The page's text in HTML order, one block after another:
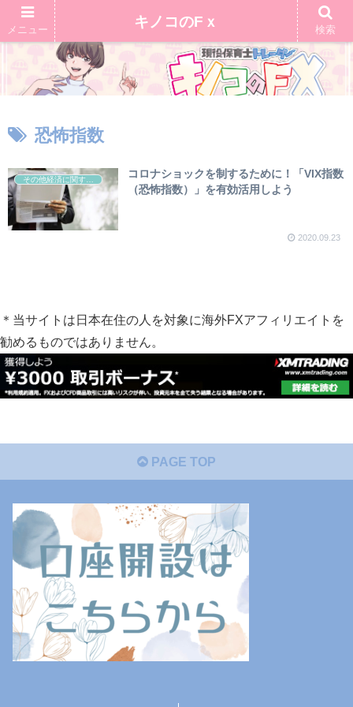
恐怖指数
コロナショックを制するために！「VIX指数
（恐怖指数）」を有効活用しよう
2020.09.23
＊当サイトは日本在住の人を対象に海外FXアフィリエイトを
勧めるものではありません。
PAGE TOP
メニュー キノコのFｘ 検索